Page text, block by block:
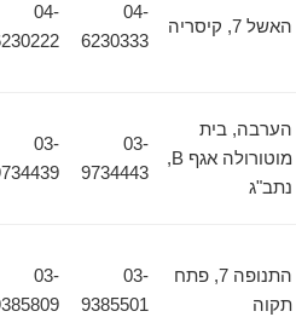
7, קיסריה
04-
6230333
04-
6230222
בית
03-
9734443
03-
9734439
התנופה 7, פתח
03-
9385501
03-
9385809